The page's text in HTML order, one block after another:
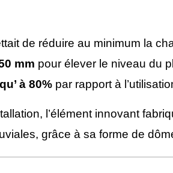
de réduire au minimum la
mm pour élever le niveau du
à 80% par rapport à
l’élément innovant
grâce à sa forme de